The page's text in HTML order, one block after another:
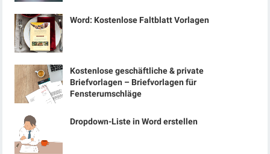
Word: Kostenlose Faltblatt Vorlagen
Kostenlose geschäftliche & private
Briefvorlagen – Briefvorlagen für
Fensterumschläge
Dropdown-Liste in Word erstellen